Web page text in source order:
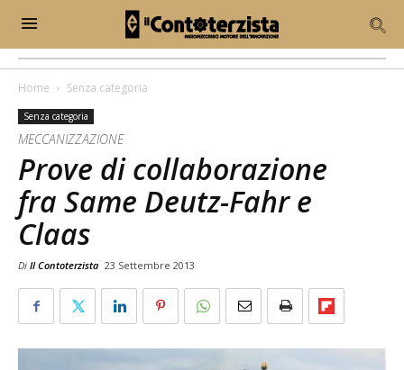
Home Senza categoria
Senza categoria
MECCANIZZAZIONE
Prove di collaborazione
fra Same Deutz-Fahr e
Claas
Di Il Contoterzista 23 Settembre 2013